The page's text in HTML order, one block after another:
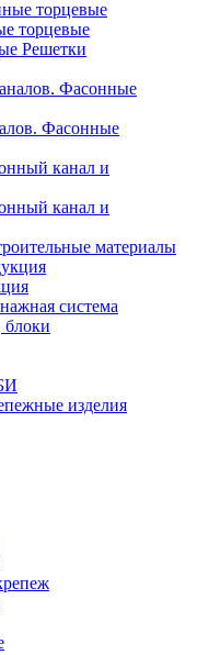
торцевые
Решетки
Фасонные
канал и
канал и
материалы
система
изделия